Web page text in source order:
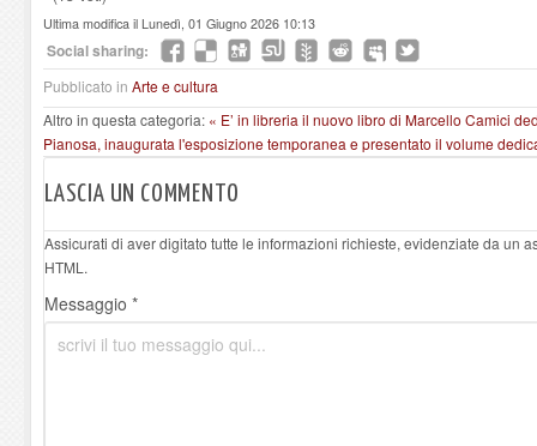
Ultima modifica il Lunedì, 01 Giugno 2026 10:13
Social sharing:
Pubblicato in Arte e cultura
Altro in questa categoria: « E’ in libreria il nuovo libro di Marcello Camici
Pianosa, inaugurata l'esposizione temporanea e presentato il volume
LASCIA UN COMMENTO
Assicurati di aver digitato tutte le informazioni richieste, evidenziate da un
HTML.
Messaggio *